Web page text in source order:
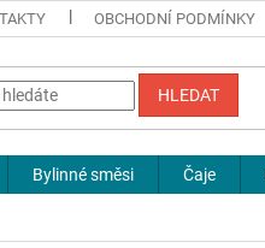
OBCHODNÍ PODMÍNKY
HLEDAT
Bylinné směsi Čaje